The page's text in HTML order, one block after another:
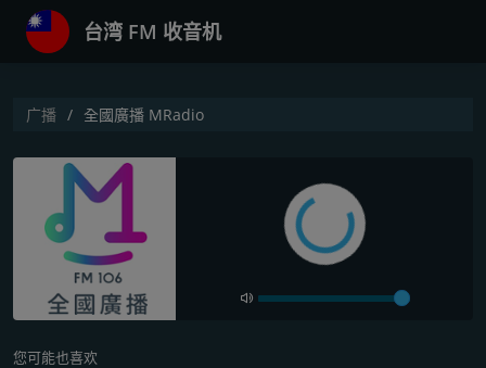
台湾 FM 收音机
广播 全國廣播 MRadio
您可能也喜欢